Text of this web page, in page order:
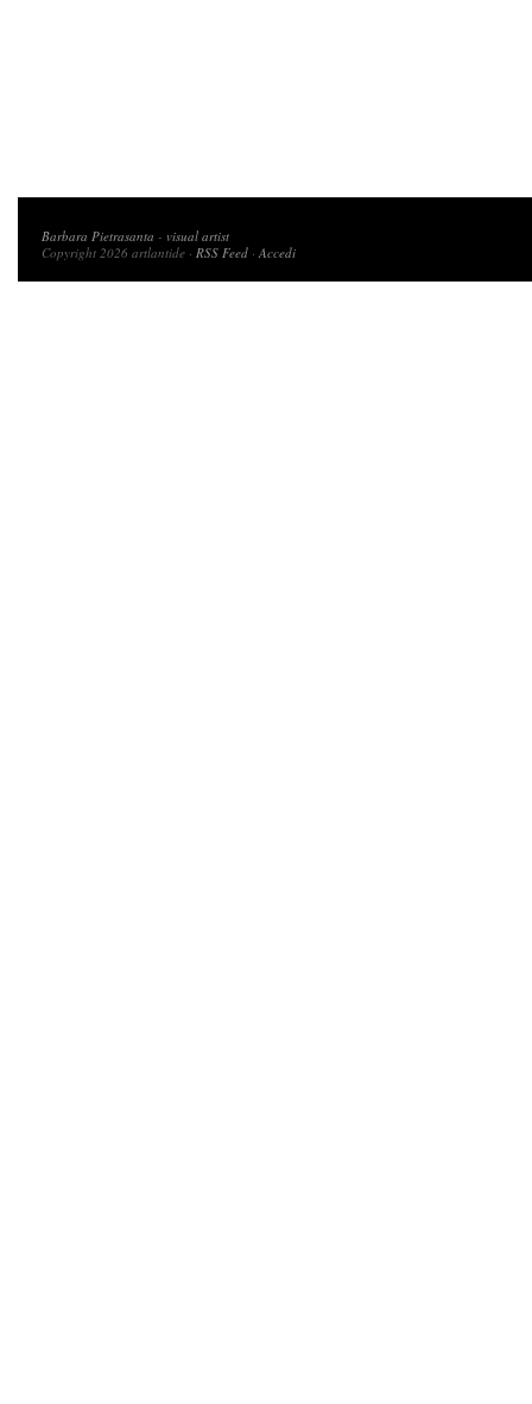
Barbara Pietrasanta - visual artist
Copyright 2026 artlantide · RSS Feed ·Accedi